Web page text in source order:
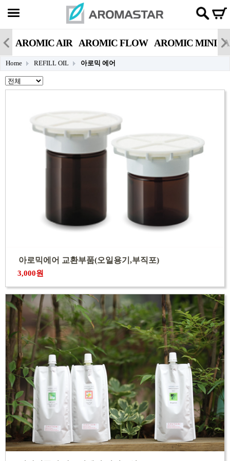
AROMIC AIR AROMIC FLOW AROMIC MINI
Home REFILL OIL 아로믹 에어
아로믹에어 교환부품(오일용기,부직포)
3,000원